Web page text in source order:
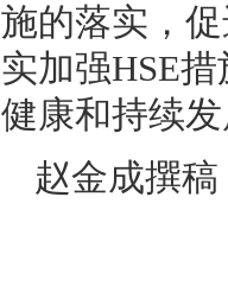
施的落实，
实加强HSE措
健康和持续
赵金成撰稿